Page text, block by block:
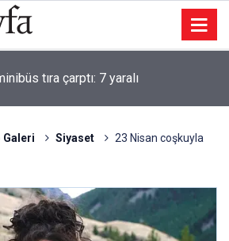
tıra çarptı: 7 yaralı
Galeri Siyaset
23 Nisan coşkuyla